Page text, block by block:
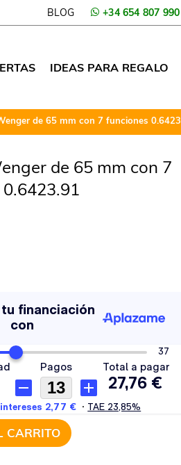
BLOG +34 654 807 990
IDEAS PARA REGALO
de 65 mm con 7 funciones
de 65 mm con 7
CARRITO